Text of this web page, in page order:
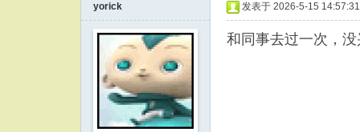
yorick 发表于 2026-5-15 14:57:31
和同事去过一次，